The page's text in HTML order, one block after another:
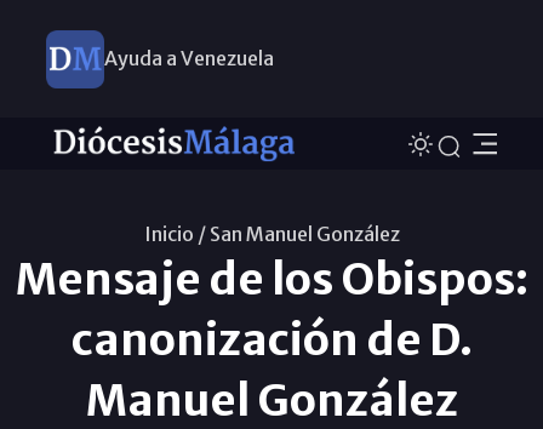
Ayuda a Venezuela
Inicio / San Manuel González
Mensaje de los Obispos:
canonización de D.
Manuel González